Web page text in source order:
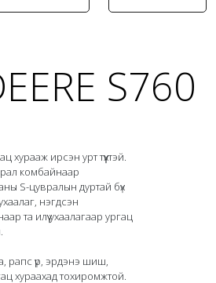
S760
ирсэн урт түүхтэй.
комбайнаар
S-цувралын дуртай бүх
нэгдсэн
та илүү ухаалагаар ургац
рапс үр, эрдэнэ шиш,